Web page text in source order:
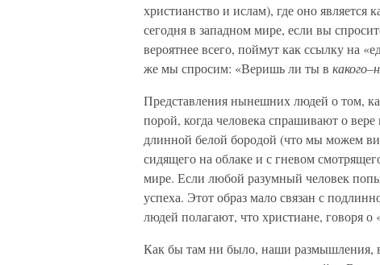
христианство и ислам), где оно
сегодня в западном мире, если вы
вероятнее всего, поймут как ссылку на
же мы спросим: «Веришь ли ты в
Представления нынешних людей о том,
порой, когда человека спрашивают о вере
длинной белой бородой (что мы можем
сидящего на облаке и с гневом
мире. Если любой разумный человек
успеха. Этот образ мало связан с
людей полагают, что христиане, говоря
Как бы там ни было, наши размышления,